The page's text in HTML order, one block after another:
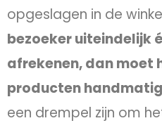
opgeslagen in de
bezoeker uiteindelijk
afrekenen, dan moet
producten
een drempel zijn om